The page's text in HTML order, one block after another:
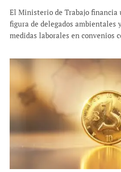
El Ministerio de Trabajo financia
figura de delegados ambientales
medidas laborales en convenios